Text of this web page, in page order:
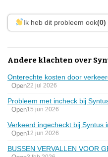
Ik heb dit probleem ook(0)
Andere klachten over
Onterechte kosten door
Open22 jul 2026
Probleem met incheck bij
Open15 jun 2026
Verkeerd ingecheckt bij Syntus
Open12 jun 2026
BUSSEN VERVALLEN VOOR